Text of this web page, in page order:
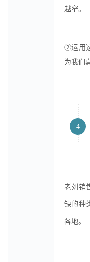
越窄。
②运用
为我们
4
老刘销
缺的种
各地。